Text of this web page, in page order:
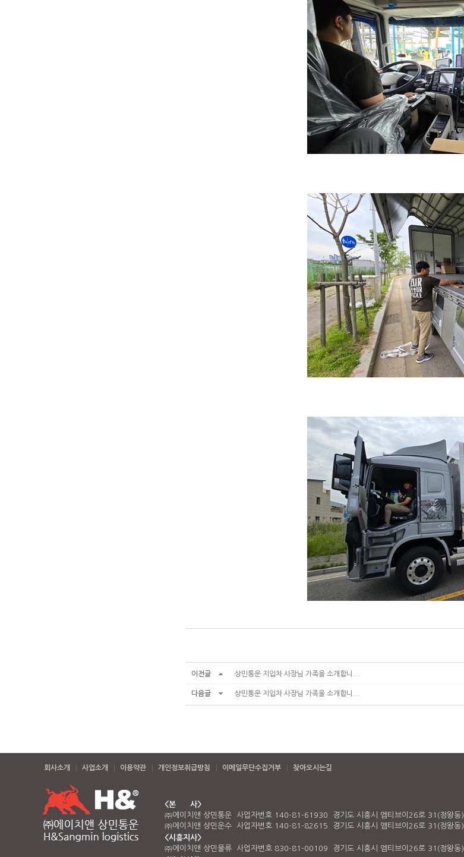
이전글 상민통운 지입차 사장님 가족을 소개합니...
다음글 상민통운 지입차 사장님 가족을 소개합니...
회사소개 사업소개 이용약관 개인정보취급방침 이메일무단수집거부 찾아오시는길
<본 사>
㈜에이치앤 상민통운 사업자번호 140-81-61930 경기도 시흥시 엠티브이26로 31(정왕동)
㈜에이치앤 상민운수 사업자번호 140-81-82615 경기도 시흥시 엠티브이26로 31(정왕동)
<시흥지사>
㈜에이치앤 상민물류 사업자번호 830-81-00109 경기도 시흥시 엠티브이26로 31(정왕동)